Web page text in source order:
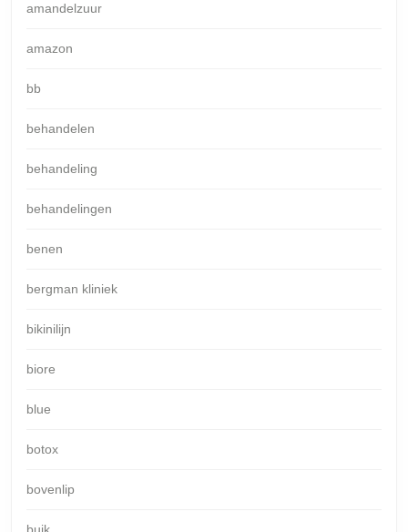
amandelzuur
amazon
bb
behandelen
behandeling
behandelingen
benen
bergman kliniek
bikinilijn
biore
blue
botox
bovenlip